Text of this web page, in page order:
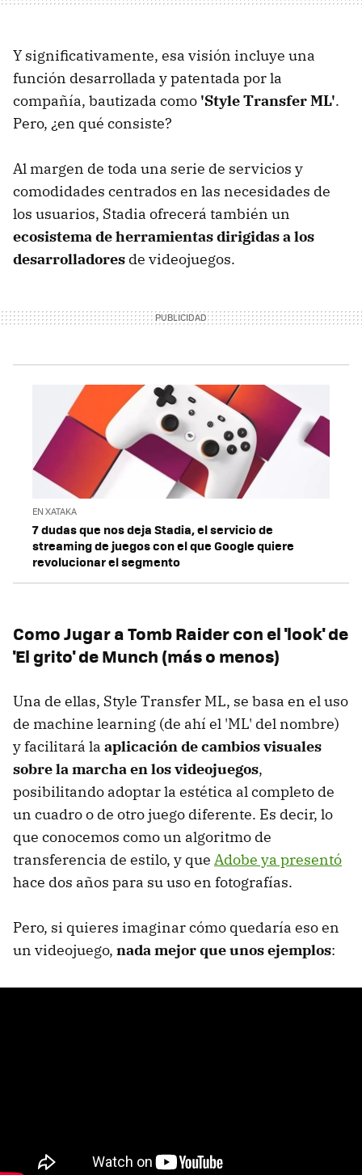
Y significativamente, esa visión incluye una
función desarrollada y patentada por la
compañía, bautizada como 'Style Transfer ML'.
Pero, ¿en qué consiste?
Al margen de toda una serie de servicios y
comodidades centrados en las necesidades de
los usuarios, Stadia ofrecerá también un
ecosistema de herramientas dirigidas a los
desarrolladores de videojuegos.
EN XATAKA
7 dudas que nos deja Stadia, el servicio de
streaming de juegos con el que Google quiere
revolucionar el segmento
Como Jugar a Tomb Raider con el 'look' de
'El grito' de Munch (más o menos)
Una de ellas, Style Transfer ML, se basa en el uso
de machine learning (de ahí el 'ML' del nombre)
y facilitará la aplicación de cambios visuales
sobre la marcha en los videojuegos,
posibilitando adoptar la estética al completo de
un cuadro o de otro juego diferente. Es decir, lo
que conocemos como un algoritmo de
transferencia de estilo, y que Adobe ya presentó
hace dos años para su uso en fotografías.
Pero, si quieres imaginar cómo quedaría eso en
un videojuego, nada mejor que unos ejemplos: